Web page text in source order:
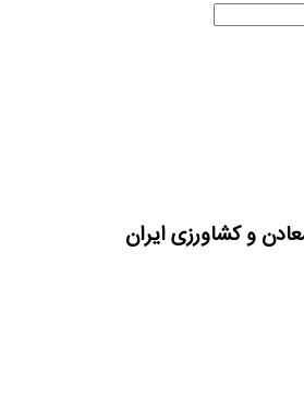
و کشاورزی ایران